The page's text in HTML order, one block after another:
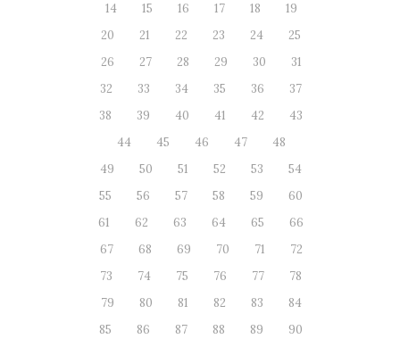
14
15 16 17 18
19
20
21 22 23 24
25
26
27 28 29 30
31
32
33 34 35 36
37
38
39 40 41 42
43
44
45 46 47
48
49
50 51 52 53
54
55
56 57 58 59
60
61
62 63 64 65
66
67
68 69 70 71
72
73
74 75 76 77
78
79
80 81 82 83
84
85
86 87 88 89
90